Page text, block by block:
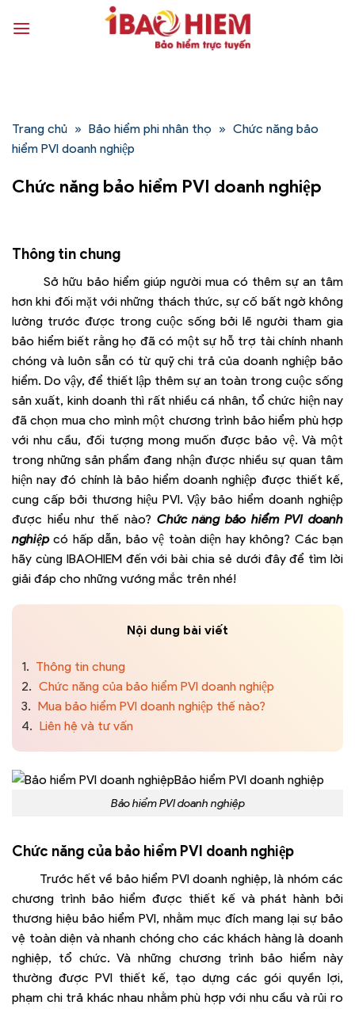
qua
Trang chủ » Bảo hiểm phi nhân thọ » Chức năng bảo
hiểm PVI doanh nghiệp
Chức năng bảo hiểm PVI doanh nghiệp
Thông tin chung
Sở hữu bảo hiểm giúp người mua có thêm sự an tâm
hơn khi đối mặt với những thách thức, sự cố bất ngờ không
lường trước được trong cuộc sống bởi lẽ người tham gia
bảo hiểm biết rằng họ đã có một sự hỗ trợ tài chính nhanh
chóng và luôn sẵn có từ quỹ chi trả của doanh nghiệp bảo
hiểm. Do vậy, để thiết lập thêm sự an toàn trong cuộc sống
sản xuất, kinh doanh thì rất nhiều cá nhân, tổ chức hiện nay
đã chọn mua cho mình một chương trình bảo hiểm phù hợp
với nhu cầu, đối tượng mong muốn được bảo vệ. Và một
trong những sản phẩm đang nhận được nhiều sự quan tâm
hiện nay đó chính là bảo hiểm doanh nghiệp được thiết kế,
cung cấp bởi thương hiệu PVI. Vậy bảo hiểm doanh nghiệp
được hiểu như thế nào? Chức năng bảo hiểm PVI doanh
nghiệpcó hấp dẫn, bảo vệ toàn diện hay không? Các bạn
hãy cùng IBAOHIEM đến với bài chia sẻ dưới đây để tìm lời
giải đáp cho những vướng mắc trên nhé!
Nội dung bài viết
1. Thông tin chung
2. Chức năng của bảo hiểm PVI doanh nghiệp
3. Mua bảo hiểm PVI doanh nghiệp thế nào?
4. Liên hệ và tư vấn
Bảo hiểm PVI doanh nghiệp
Chức năng của bảo hiểm PVI doanh nghiệp
Trước hết về bảo hiểm PVI doanh nghiệp, là nhóm các
chương trình bảo hiểm được thiết kế và phát hành bởi
thương hiệu bảo hiểm PVI, nhằm mục đích mang lại sự bảo
vệ toàn diện và nhanh chóng cho các khách hàng là doanh
nghiệp, tổ chức. Và những chương trình bảo hiểm này
thường được PVI thiết kế, tạo dựng các gói quyền lợi,
phạm chi trả khác nhau nhằm phù hợp với nhu cầu và rủi ro